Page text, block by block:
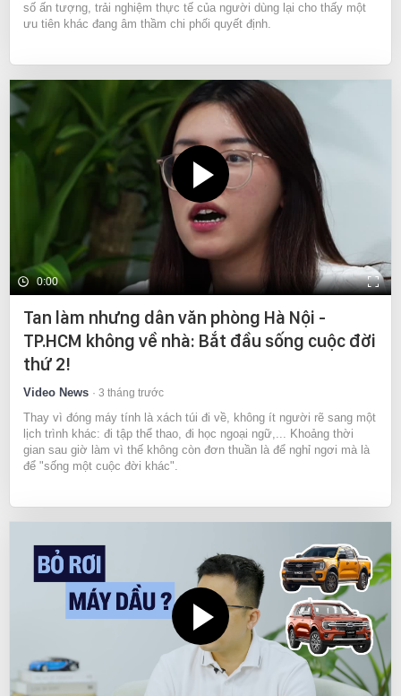
số ấn tượng, trải nghiệm thực tế của người dùng lại cho thấy một
ưu tiên khác đang âm thầm chi phối quyết định.
0:00
Tan làm nhưng dân văn phòng Hà Nội -
TP.HCM không về nhà: Bắt đầu sống cuộc đời
thứ 2!
Video News 3 tháng trước
Thay vì đóng máy tính là xách túi đi về, không ít người rẽ sang một
lịch trình khác: đi tập thể thao, đi học ngoại ngữ,... Khoảng thời
gian sau giờ làm vì thế không còn đơn thuần là để nghỉ ngơi mà là
để "sống một cuộc đời khác".